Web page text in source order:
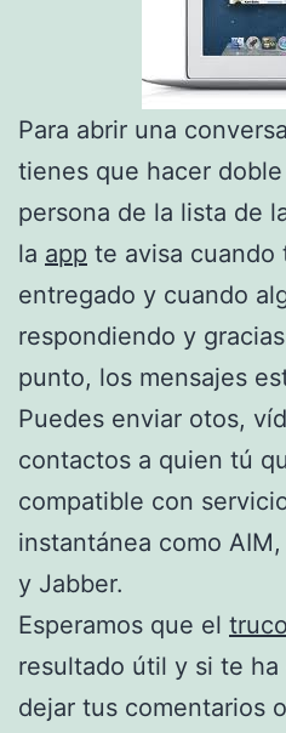
Para abrir una
tienes que hacer
persona de la lista de
la app te avisa cuando
entregado y cuando
respondiendo y
punto, los mensajes
Puedes enviar otos,
contactos a quien tú
compatible con
instantánea como
y Jabber.
Esperamos que el truco
resultado útil y si te
dejar tus comentarios